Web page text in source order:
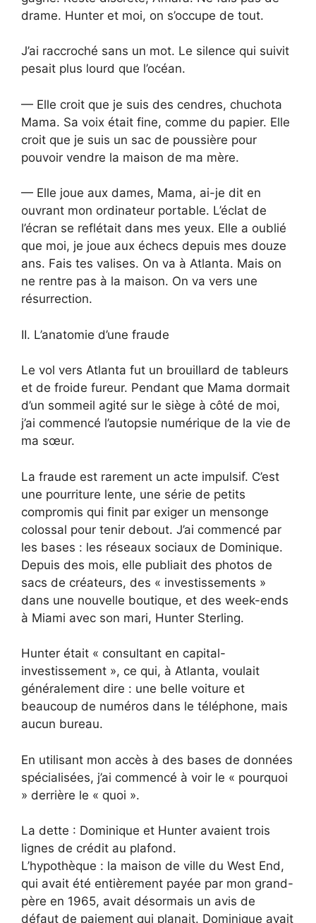
drame. Hunter et moi, on s’occupe de tout.
J’ai raccroché sans un mot. Le silence qui suivit
pesait plus lourd que l’océan.
— Elle croit que je suis des cendres, chuchota
Mama. Sa voix était fine, comme du papier. Elle
croit que je suis un sac de poussière pour
pouvoir vendre la maison de ma mère.
— Elle joue aux dames, Mama, ai-je dit en
ouvrant mon ordinateur portable. L’éclat de
l’écran se reflétait dans mes yeux. Elle a oublié
que moi, je joue aux échecs depuis mes douze
ans. Fais tes valises. On va à Atlanta. Mais on
ne rentre pas à la maison. On va vers une
résurrection.
II. L’anatomie d’une fraude
Le vol vers Atlanta fut un brouillard de tableurs
et de froide fureur. Pendant que Mama dormait
d’un sommeil agité sur le siège à côté de moi,
j’ai commencé l’autopsie numérique de la vie de
ma sœur.
La fraude est rarement un acte impulsif. C’est
une pourriture lente, une série de petits
compromis qui finit par exiger un mensonge
colossal pour tenir debout. J’ai commencé par
les bases : les réseaux sociaux de Dominique.
Depuis des mois, elle publiait des photos de
sacs de créateurs, des « investissements »
dans une nouvelle boutique, et des week-ends
à Miami avec son mari, Hunter Sterling.
Hunter était « consultant en capital-
investissement », ce qui, à Atlanta, voulait
généralement dire : une belle voiture et
beaucoup de numéros dans le téléphone, mais
aucun bureau.
En utilisant mon accès à des bases de données
spécialisées, j’ai commencé à voir le « pourquoi
» derrière le « quoi ».
La dette : Dominique et Hunter avaient trois
lignes de crédit au plafond.
L’hypothèque : la maison de ville du West End,
qui avait été entièrement payée par mon grand-
père en 1965, avait désormais un avis de
défaut de paiement qui planait. Dominique avait